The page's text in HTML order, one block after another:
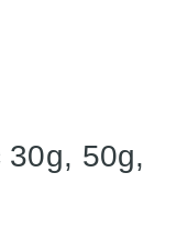
50g,